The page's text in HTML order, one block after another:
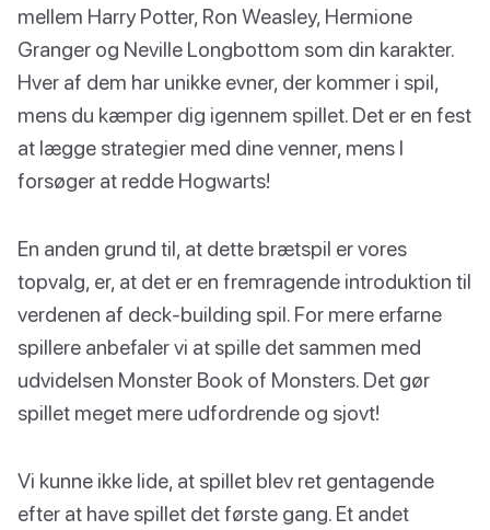
mellem Harry Potter, Ron Weasley, Hermione
Granger og Neville Longbottom som din karakter.
Hver af dem har unikke evner, der kommer i spil,
mens du kæmper dig igennem spillet. Det er en fest
at lægge strategier med dine venner, mens I
forsøger at redde Hogwarts!
En anden grund til, at dette brætspil er vores
topvalg, er, at det er en fremragende introduktion til
verdenen af deck-building spil. For mere erfarne
spillere anbefaler vi at spille det sammen med
udvidelsen Monster Book of Monsters. Det gør
spillet meget mere udfordrende og sjovt!
Vi kunne ikke lide, at spillet blev ret gentagende
efter at have spillet det første gang. Et andet